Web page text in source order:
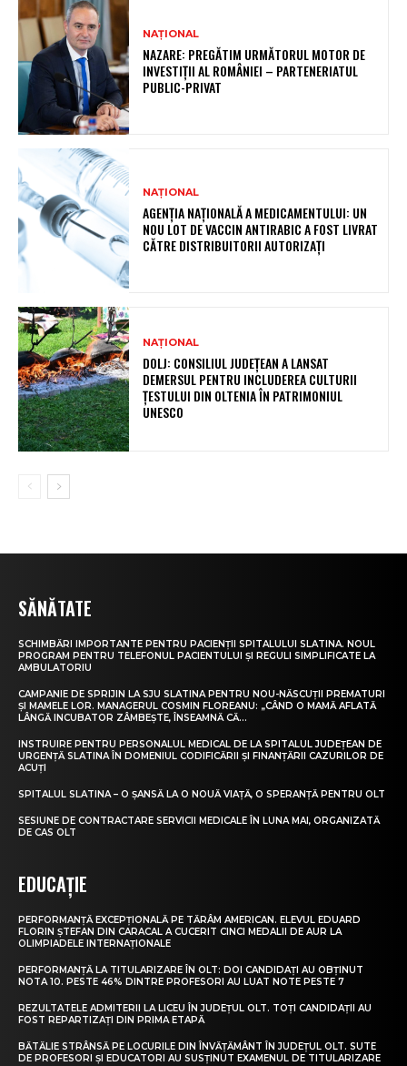
NAȚIONAL
NAZARE: PREGĂTIM URMĂTORUL MOTOR DE
INVESTIȚII AL ROMÂNIEI – PARTENERIATUL
PUBLIC-PRIVAT
NAȚIONAL
AGENȚIA NAȚIONALĂ A MEDICAMENTULUI: UN
NOU LOT DE VACCIN ANTIRABIC A FOST LIVRAT
CĂTRE DISTRIBUITORII AUTORIZAȚI
NAȚIONAL
DOLJ: CONSILIUL JUDEȚEAN A LANSAT
DEMERSUL PENTRU INCLUDEREA CULTURII
ȚESTULUI DIN OLTENIA ÎN PATRIMONIUL
UNESCO
SĂNĂTATE
SCHIMBĂRI IMPORTANTE PENTRU PACIENȚII SPITALULUI SLATINA. NOUL
PROGRAM PENTRU TELEFONUL PACIENTULUI ȘI REGULI SIMPLIFICATE LA
AMBULATORIU
CAMPANIE DE SPRIJIN LA SJU SLATINA PENTRU NOU-NĂSCUȚII PREMATURI
ȘI MAMELE LOR. MANAGERUL COSMIN FLOREANU: „CÂND O MAMĂ AFLATĂ
LÂNGĂ INCUBATOR ZÂMBEȘTE, ÎNSEAMNĂ CĂ...
INSTRUIRE PENTRU PERSONALUL MEDICAL DE LA SPITALUL JUDEȚEAN DE
URGENȚĂ SLATINA ÎN DOMENIUL CODIFICĂRII ȘI FINANȚĂRII CAZURILOR DE
ACUȚI
SPITALUL SLATINA – O ȘANSĂ LA O NOUĂ VIAȚĂ, O SPERANȚĂ PENTRU OLT
SESIUNE DE CONTRACTARE SERVICII MEDICALE ÎN LUNA MAI, ORGANIZATĂ
DE CAS OLT
EDUCAȚIE
PERFORMANȚĂ EXCEPȚIONALĂ PE TĂRÂM AMERICAN. ELEVUL EDUARD
FLORIN ȘTEFAN DIN CARACAL A CUCERIT CINCI MEDALII DE AUR LA
OLIMPIADELE INTERNAȚIONALE
PERFORMANȚĂ LA TITULARIZARE ÎN OLT: DOI CANDIDAȚI AU OBȚINUT
NOTA 10. PESTE 46% DINTRE PROFESORI AU LUAT NOTE PESTE 7
REZULTATELE ADMITERII LA LICEU ÎN JUDEȚUL OLT. TOȚI CANDIDAȚII AU
FOST REPARTIZAȚI DIN PRIMA ETAPĂ
BĂTĂLIE STRÂNSĂ PE LOCURILE DIN ÎNVĂȚĂMÂNT ÎN JUDEȚUL OLT. SUTE
DE PROFESORI ȘI EDUCATORI AU SUSȚINUT EXAMENUL DE TITULARIZARE